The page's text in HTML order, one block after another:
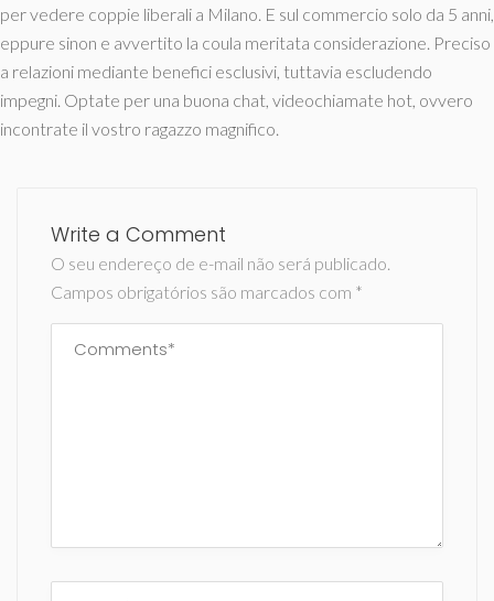
per vedere coppie liberali a Milano. E sul commercio solo da 5 anni,
eppure sinon e avvertito la coula meritata considerazione. Preciso
a relazioni mediante benefici esclusivi, tuttavia escludendo
impegni. Optate per una buona chat, videochiamate hot, ovvero
incontrate il vostro ragazzo magnifico.
Write a Comment
O seu endereço de e-mail não será publicado.
Campos obrigatórios são marcados com *